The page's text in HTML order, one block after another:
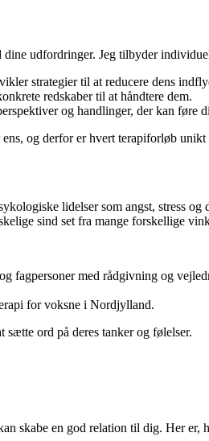
udfordringer. Jeg tilbyder
strategier til at reducere dens
redskaber til at håndtere dem.
og handlinger, der kan føre
og derfor er hvert terapiforløb
lidelser som angst, stress
sind set fra mange forskellige
fagpersoner med rådgivning og
for voksne i Nordjylland.
ord på deres tanker og følelser.
skabe en god relation til dig. Her er,